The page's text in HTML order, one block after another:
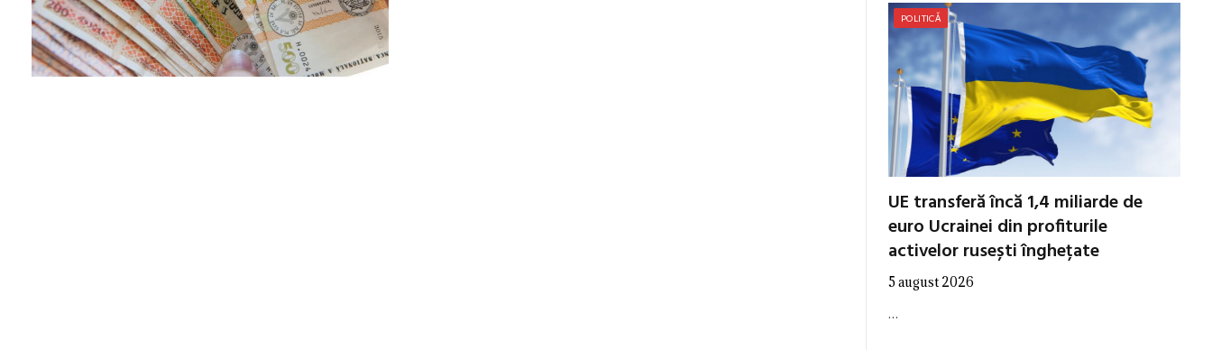
POLITICĂ
UE transferă încă 1,4 miliarde de
euro Ucrainei din profiturile
activelor rusești înghețate
5 august 2026
…